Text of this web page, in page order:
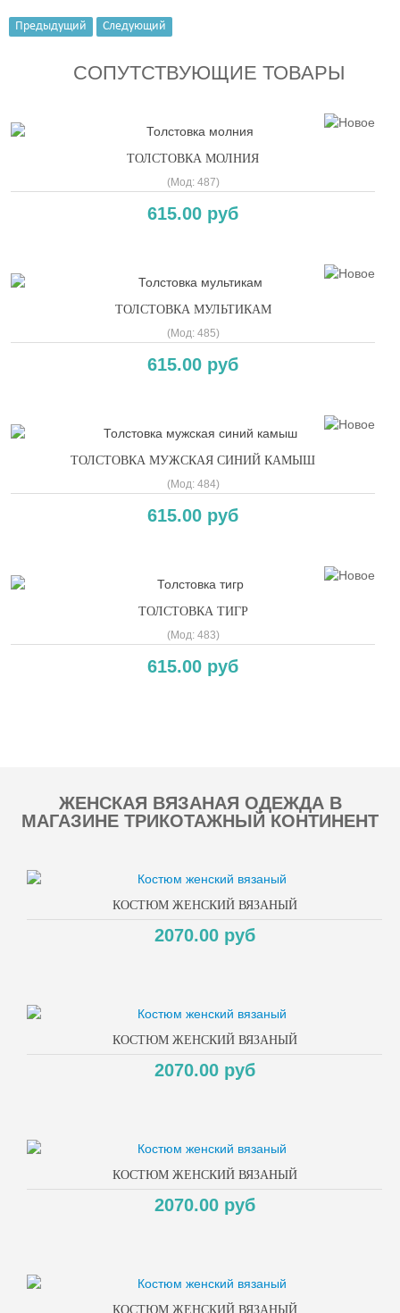
Предыдущий Следующий
СОПУТСТВУЮЩИЕ ТОВАРЫ
ТОЛСТОВКА МОЛНИЯ
(Мод: 487)
615.00 руб
ТОЛСТОВКА МУЛЬТИКАМ
(Мод: 485)
615.00 руб
ТОЛСТОВКА МУЖСКАЯ СИНИЙ КАМЫШ
(Мод: 484)
615.00 руб
ТОЛСТОВКА ТИГР
(Мод: 483)
615.00 руб
ЖЕНСКАЯ ВЯЗАНАЯ ОДЕЖДА В
МАГАЗИНЕ ТРИКОТАЖНЫЙ КОНТИНЕНТ
КОСТЮМ ЖЕНСКИЙ ВЯЗАНЫЙ
2070.00 руб
КОСТЮМ ЖЕНСКИЙ ВЯЗАНЫЙ
2070.00 руб
КОСТЮМ ЖЕНСКИЙ ВЯЗАНЫЙ
2070.00 руб
КОСТЮМ ЖЕНСКИЙ ВЯЗАНЫЙ